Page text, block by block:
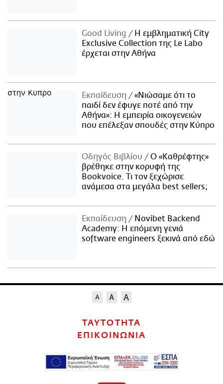
Good Living
Η εμβληματική City
Exclusive Collection της Le Labo
έρχεται στην Αθήνα
Εκπαίδευση
«Νιώσαμε ότι το
παιδί δεν έφυγε ποτέ από την
Αθήνα»: Η εμπειρία οικογενειών
που επέλεξαν σπουδές στην Κύπρο
Οδηγός Βιβλίου
Ο «Καθρέφτης»
βρέθηκε στην κορυφή της
Bookvoice. Τι τον ξεχώρισε
ανάμεσα στα μεγάλα best sellers;
Εκπαίδευση
Novibet Backend
Academy: Η επόμενη γενιά
software engineers ξεκινά από εδώ
ΤΑΥΤΟΤΗΤΑ
ΕΠΙΚΟΙΝΩΝΙΑ